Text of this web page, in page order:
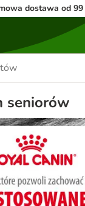
dostawa od 99
seniorów